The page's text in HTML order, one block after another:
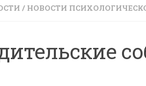
/ НОВОСТИ